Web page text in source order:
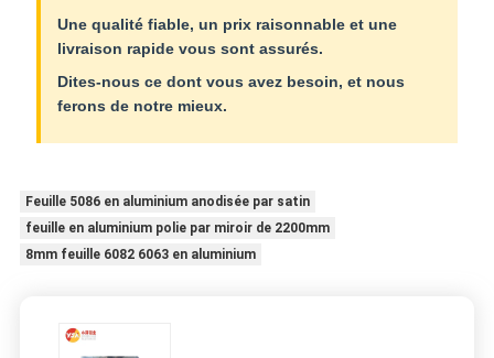
Une qualité fiable, un prix raisonnable et une
livraison rapide vous sont assurés.
Dites-nous ce dont vous avez besoin, et nous
ferons de notre mieux.
Feuille 5086 en aluminium anodisée par satin
feuille en aluminium polie par miroir de 2200mm
8mm feuille 6082 6063 en aluminium